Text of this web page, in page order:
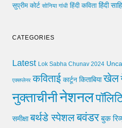
सुप्रीम कोर्ट सोनिया गांधी हिंदी कविता हिंदी
CATEGORIES
Latest Lok Sabha Chunav 2024
एक्सप्लेनर कविताई कार्टून किताबिया खेल
नुक्ताचीनीनेशनल
समीक्षा बर्थडे स्पेशलबवंडर बुक